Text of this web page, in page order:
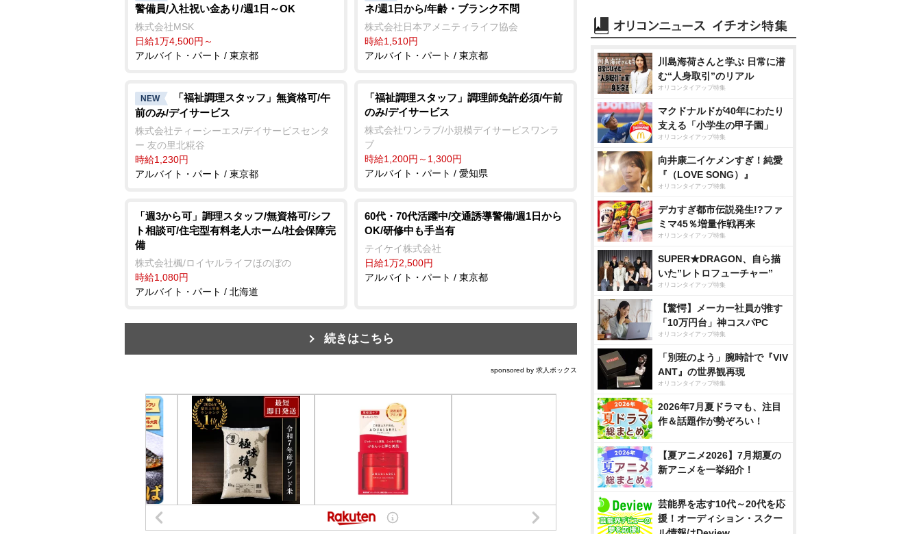
警備員/入社祝い金あり/週1日～OK
株式会社MSK
日給1万4,500円～
アルバイト・パート / 東京都
ネ/週1日から/年齢・ブランク不問
株式会社日本アメニティライフ協会
時給1,510円
アルバイト・パート / 東京都
NEW
「福祉調理スタッフ」無資格可/午
前のみ/デイサービス
株式会社ティーシーエス/デイサービスセンタ
ー 友の里北糀谷
時給1,230円
アルバイト・パート / 東京都
「福祉調理スタッフ」調理師免許必須/午前
のみ/デイサービス
株式会社ワンラブ/小規模デイサービスワンラ
ブ
時給1,200円～1,300円
アルバイト・パート / 愛知県
「週3から可」調理スタッフ/無資格可/シフ
ト相談可/住宅型有料老人ホーム/社会保障完
備
株式会社楓/ロイヤルライフほのぼの
時給1,080円
アルバイト・パート / 北海道
60代・70代活躍中/交通誘導警備/週1日から
OK/研修中も手当有
テイケイ株式会社
日給1万2,500円
アルバイト・パート / 東京都
続きはこちら
sponsored by 求人ボックス
川島海荷さんと学ぶ 日常に潜
む“人身取引”のリアル
オリコンタイアップ特集
マクドナルドが40年にわたり
支える「小学生の甲子園」
オリコンタイアップ特集
向井康二イケメンすぎ！純愛
『（LOVE SONG）』
オリコンタイアップ特集
デカすぎ都市伝説発生!?ファ
ミマ45％増量作戦再来
オリコンタイアップ特集
SUPER★DRAGON、自ら描
いた”レトロフューチャー”
オリコンタイアップ特集
【驚愕】メーカー社員が推す
「10万円台」神コスパPC
オリコンタイアップ特集
「別班のよう」腕時計で『VIV
ANT』の世界観再現
オリコンタイアップ特集
2026年7月夏ドラマも、注目
作＆話題作が勢ぞろい！
【夏アニメ2026】7月期夏の
新アニメを一挙紹介！
芸能界を志す10代～20代を応
援！オーディション・スクー